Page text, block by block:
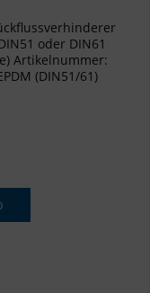
oder DIN61
Artikelnummer:
(DIN51/61)